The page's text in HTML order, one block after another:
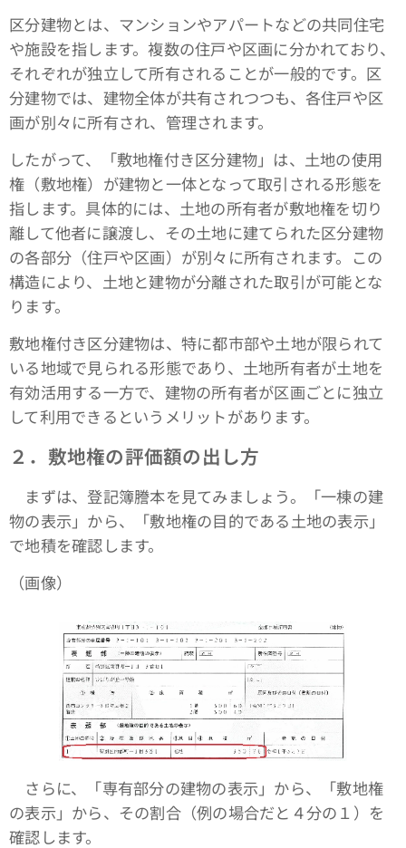
区分建物とは、マンションやアパートなどの共同住宅
や施設を指します。複数の住戸や区画に分かれており、
それぞれが独立して所有されることが一般的です。区
分建物では、建物全体が共有されつつも、各住戸や区
画が別々に所有され、管理されます。
したがって、「敷地権付き区分建物」は、土地の使用
権（敷地権）が建物と一体となって取引される形態を
指します。具体的には、土地の所有者が敷地権を切り
離して他者に譲渡し、その土地に建てられた区分建物
の各部分（住戸や区画）が別々に所有されます。この
構造により、土地と建物が分離された取引が可能とな
ります。
敷地権付き区分建物は、特に都市部や土地が限られて
いる地域で見られる形態であり、土地所有者が土地を
有効活用する一方で、建物の所有者が区画ごとに独立
して利用できるというメリットがあります。
２．敷地権の評価額の出し方
まずは、登記簿謄本を見てみましょう。「一棟の建
物の表示」から、「敷地権の目的である土地の表示」
で地積を確認します。
（画像）
さらに、「専有部分の建物の表示」から、「敷地権
の表示」から、その割合（例の場合だと４分の１）を
確認します。